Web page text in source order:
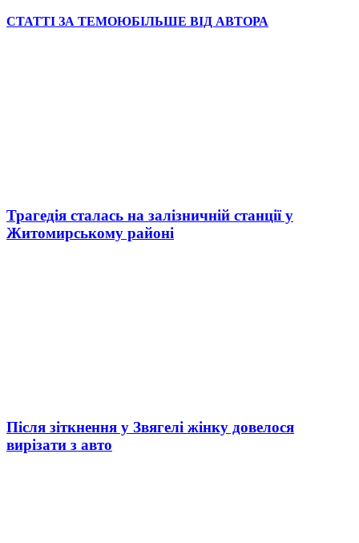
СТАТТІ ЗА ТЕМОЮБІЛЬШЕ ВІД АВТОРА
Трагедія сталась на залізничній станції у
Житомирському районі
Після зіткнення у Звягелі жінку довелося
вирізати з авто